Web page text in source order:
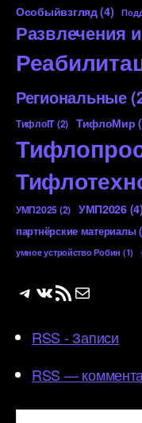
Особыйвзгляд(4)
Развлечения
Региональные
ТифлоIT(2) ТифлоМир
УМП2025(2) УМП2026(4)
партнёрские материалы
умное устройство Робин (1)
Telegram
ВКонтакте
RSS-лентаПочта
RSS - Записи
RSS —